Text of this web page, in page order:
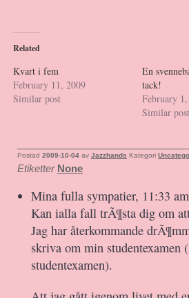
Related
Kvart i fem
February 11, 2009
Similar post
En
tack!
February
Similar post
Postad 2009-10-04 av Jazzhands Kategori
Etiketter None
Mina fulla sympatier, 11:33
Kan ialla fall trÃ¶sta dig om
Jag har återkommande
skriva om min
studentexamen).